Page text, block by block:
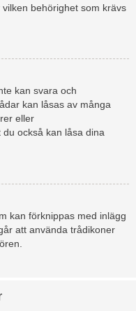
behörighet som krävs
kan svara och
kan låsas av många
eller
också kan låsa dina
kan förknippas med inlägg
att använda trådikoner